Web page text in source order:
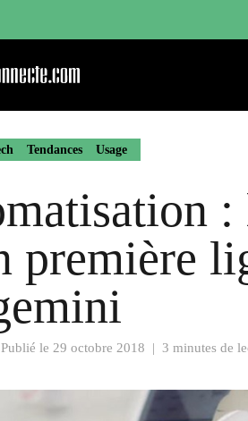
Tendances Usage
:
première
Publié le 29 octobre 2018 | 3 minutes de